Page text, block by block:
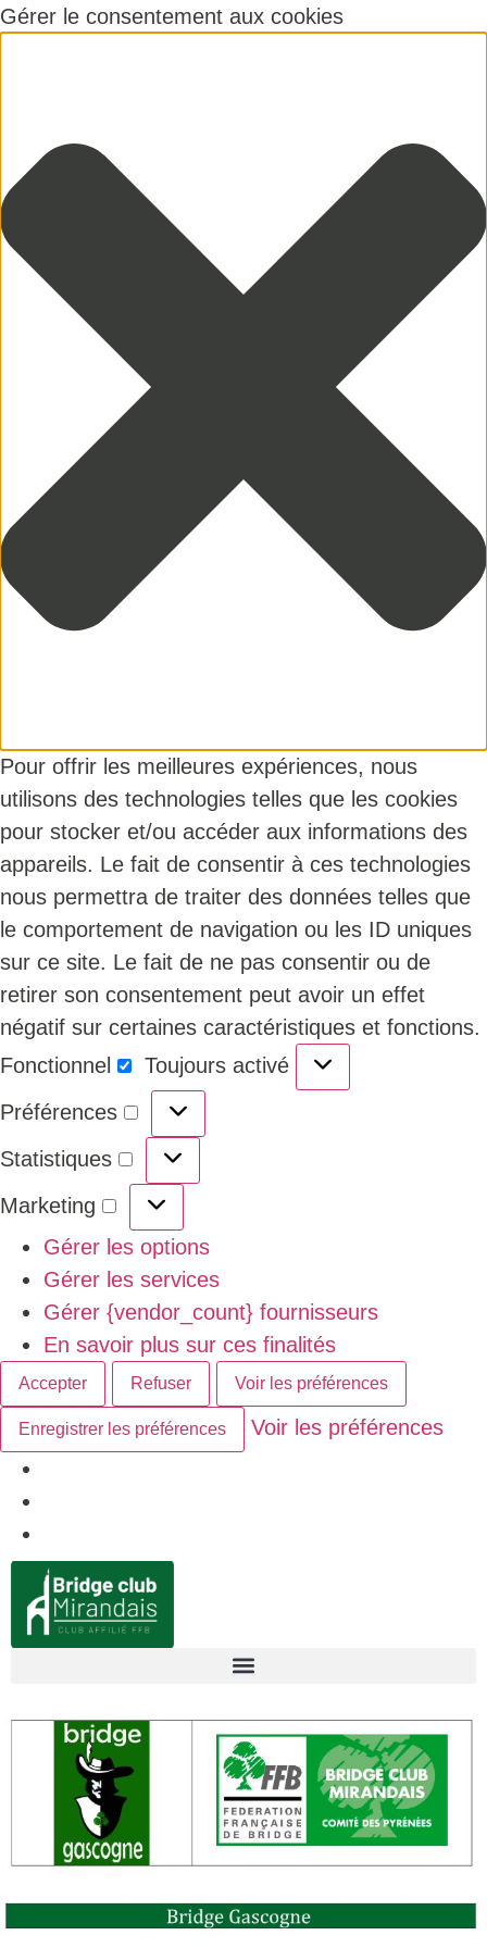
Gérer le consentement aux cookies
Pour offrir les meilleures expériences, nous
utilisons des technologies telles que les cookies
pour stocker et/ou accéder aux informations des
appareils. Le fait de consentir à ces technologies
nous permettra de traiter des données telles que
le comportement de navigation ou les ID uniques
sur ce site. Le fait de ne pas consentir ou de
retirer son consentement peut avoir un effet
négatif sur certaines caractéristiques et fonctions.
Fonctionnel
Toujours activé
Préférences
Statistiques
Marketing
Gérer les options
Gérer les services
Gérer {vendor_count} fournisseurs
En savoir plus sur ces finalités
Accepter Refuser Voir les préférences
Enregistrer les préférences Voir les préférences